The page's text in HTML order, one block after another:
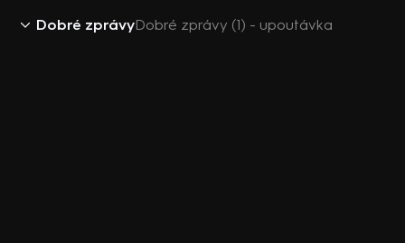
Dobré zprávyDobré zprávy (1) - upoutávka